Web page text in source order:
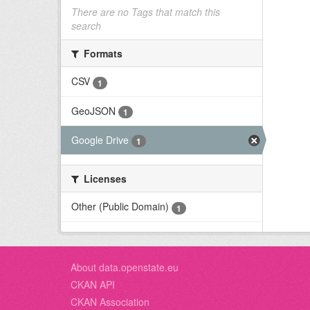
There are no Tags that match this
search
Formats
CSV
1
GeoJSON 1
Google Drive 1
Licenses
Other (Public Domain)
1
About data.openstate.eu
CKAN API
CKAN Association